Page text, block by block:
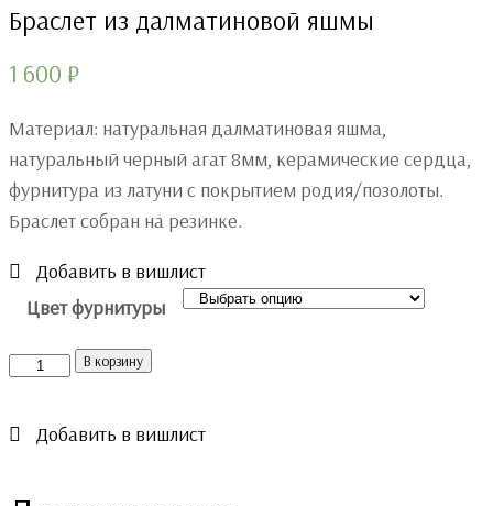
Браслет из далматиновой яшмы
1 600 ₽
Материал: натуральная далматиновая яшма,
натуральный черный агат 8мм, керамические сердца,
фурнитура из латуни с покрытием родия/позолоты.
Браслет собран на резинке.
Добавить в вишлист
Цвет фурнитуры
КоличествоВ корзину
Добавить в вишлист